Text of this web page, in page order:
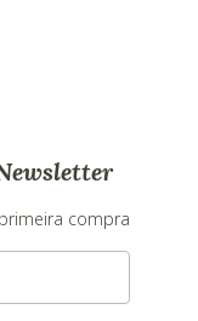
compra